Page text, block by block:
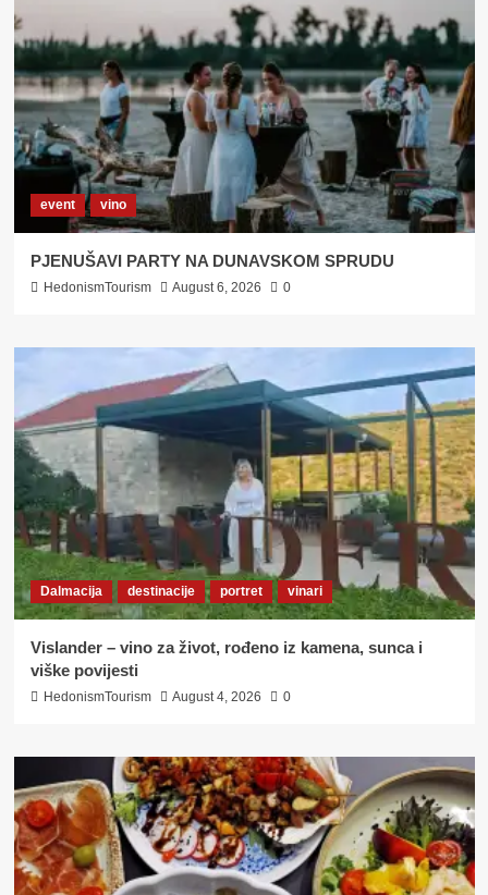
event vino
PJENUŠAVI PARTY NA DUNAVSKOM SPRUDU
HedonismTourism August 6, 2026 0
Dalmacija destinacije portret vinari
Vislander – vino za život, rođeno iz kamena, sunca i
viške povijesti
HedonismTourism August 4, 2026 0